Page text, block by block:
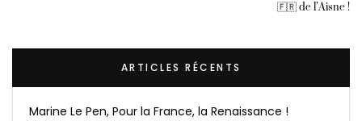
🇫🇷 de l’Aisne !
ARTICLES RÉCENTS
Marine Le Pen, Pour la France, la Renaissance !